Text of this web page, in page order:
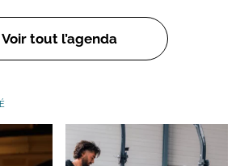
Voir tout l’agenda